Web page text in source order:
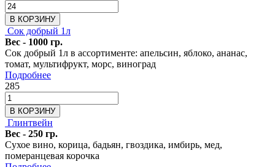
В КОРЗИНУ
Сок добрый 1л
Вес - 1000 гр.
Сок добрый 1л в ассортименте: апельсин, яблоко, ананас,
томат, мультифрукт, морс, виноград
Подробнее
285
В КОРЗИНУ
Глинтвейн
Вес - 250 гр.
Сухое вино, корица, бадьян, гвоздика, имбирь, мед,
померанцевая корочка